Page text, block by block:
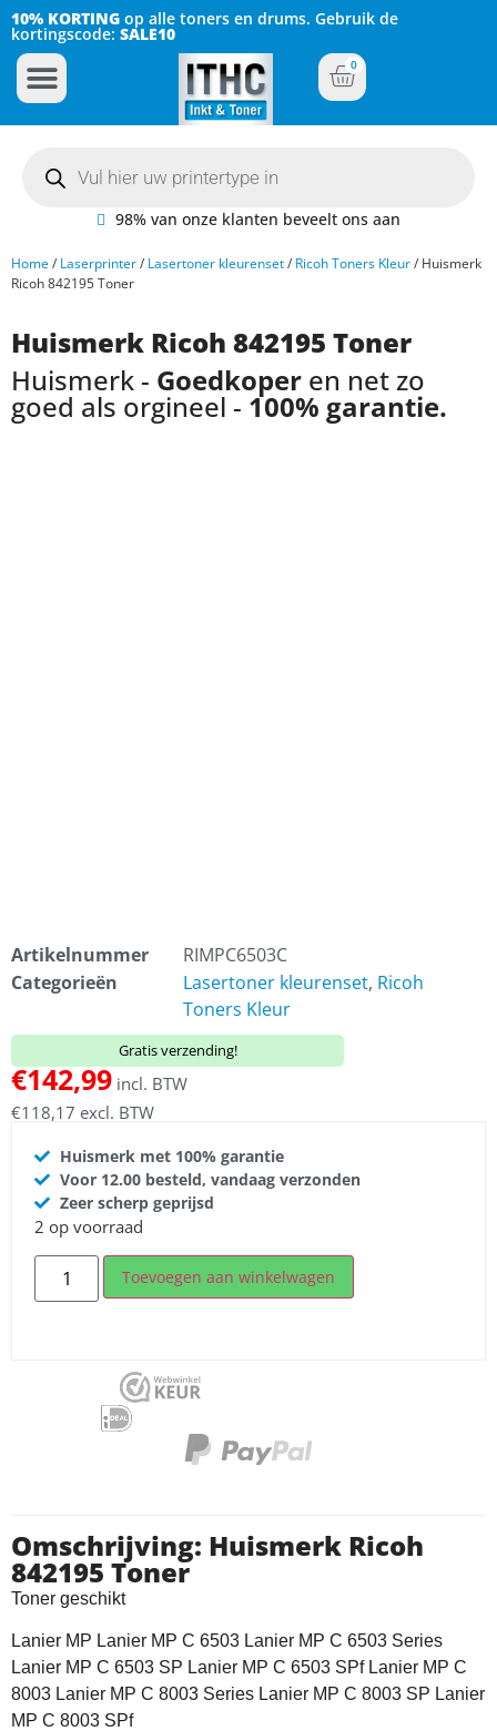
10% KORTING op alle toners en drums. Gebruik de
kortingscode: SALE10
0
98% van onze klanten beveelt ons aan
Home/ Laserprinter/ Lasertoner kleurenset/ Ricoh Toners Kleur/ Huismerk
Ricoh 842195 Toner
Huismerk Ricoh 842195 Toner
Huismerk - Goedkoper en net zo
goed als orgineel - 100% garantie.
Artikelnummer
RIMPC6503C
Categorieën
Lasertoner kleurenset, Ricoh
Toners Kleur
Gratis verzending!
€142,99 incl. BTW
€118,17 excl. BTW
Huismerk met 100% garantie
Voor 12.00 besteld, vandaag verzonden
Zeer scherp geprijsd
2 op voorraad
Toevoegen aan winkelwagen
Omschrijving: Huismerk Ricoh
842195 Toner
Toner geschikt
Lanier MP Lanier MP C 6503 Lanier MP C 6503 Series
Lanier MP C 6503 SP Lanier MP C 6503 SPf Lanier MP C
8003 Lanier MP C 8003 Series Lanier MP C 8003 SP Lanier
MP C 8003 SPf